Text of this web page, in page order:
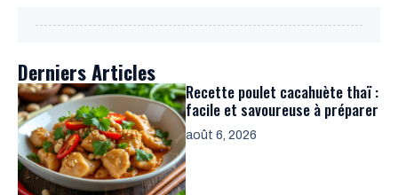
Derniers Articles
Recette poulet cacahuète thaï :
facile et savoureuse à préparer
août 6, 2026